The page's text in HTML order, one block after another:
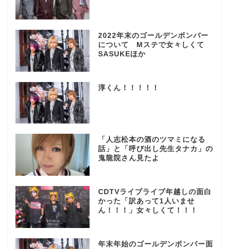
2022年末のゴールデンボンバー
について Mステで女々しくて
SASUKEほか
淳くん！！！！！
「人志松本の酒のツマミになる
話」と「呼び出し先生タナカ」の
鬼龍院さん見たよ
CDTVライブライブ年越しの面白
かった「訳あって1人いませ
ん！！！」女々しくて！！！
年末年始のゴールデンボンバー面